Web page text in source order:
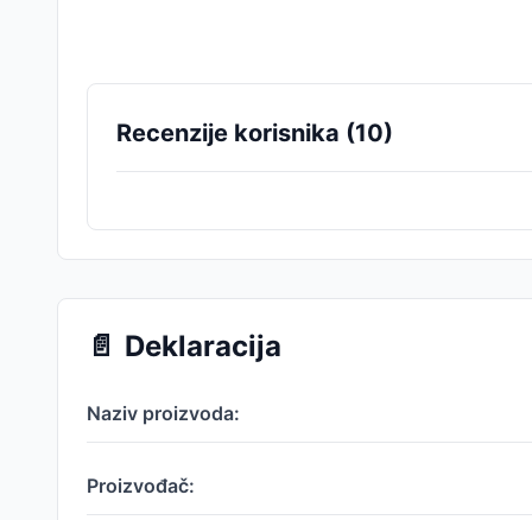
Recenzije korisnika (10)
📄 Deklaracija
Naziv proizvoda:
Proizvođač: